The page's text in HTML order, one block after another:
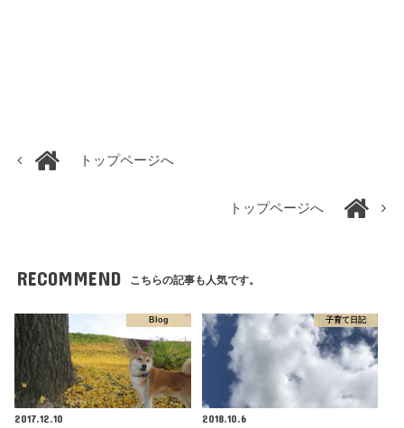
トップページへ
トップページへ
RECOMMEND こちらの記事も人気です。
Blog
2017.12.10
子育て日記
2018.10.6